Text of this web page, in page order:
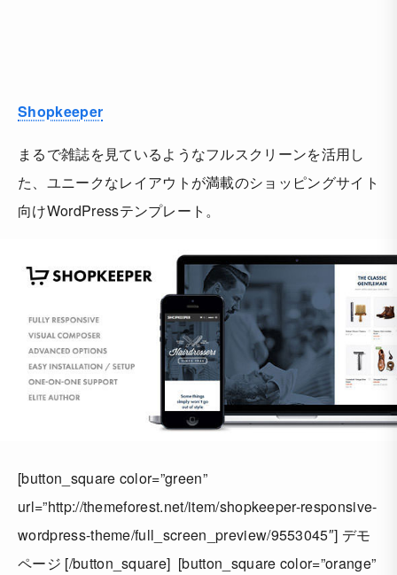
Shopkeeper
まるで雑誌を見ているようなフルスクリーンを活用し
た、ユニークなレイアウトが満載のショッピングサイト
向けWordPressテンプレート。
[button_square color=”green”
url=”http://themeforest.net/item/shopkeeper-responsive-
wordpress-theme/full_screen_preview/9553045″] デモ
ページ [/button_square] [button_square color=”orange”